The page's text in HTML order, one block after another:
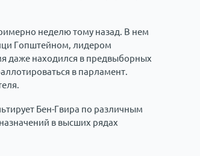
неделю тому назад. В нем
Гопштейном, лидером
даже находился в предвыборных
в парламент.
Бен-Гвира по различным
в высших рядах